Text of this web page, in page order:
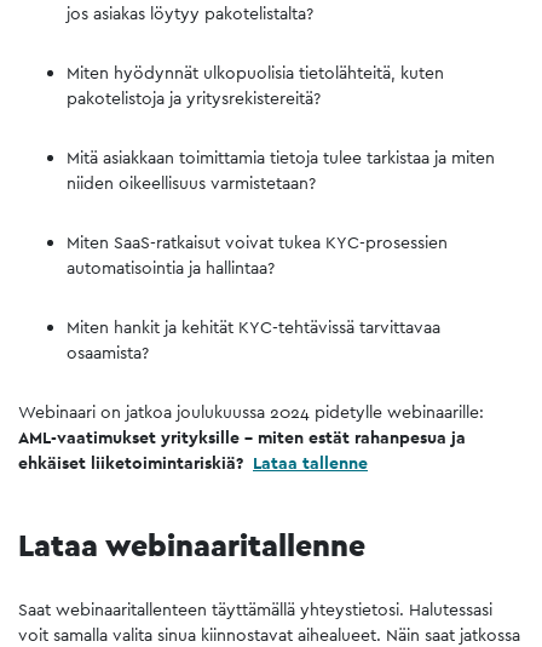
jos asiakas löytyy pakotelistalta?
Miten hyödynnät ulkopuolisia tietolähteitä, kuten
pakotelistoja ja yritysrekistereitä?
Mitä asiakkaan toimittamia tietoja tulee tarkistaa ja miten
niiden oikeellisuus varmistetaan?
Miten SaaS-ratkaisut voivat tukea KYC-prosessien
automatisointia ja hallintaa?
Miten hankit ja kehität KYC-tehtävissä tarvittavaa
osaamista?
Webinaari on jatkoa joulukuussa 2024 pidetylle webinaarille:
AML-vaatimukset yrityksille – miten estät rahanpesua ja
ehkäiset liiketoimintariskiä? Lataa tallenne
Lataa webinaaritallenne
Saat webinaaritallenteen täyttämällä yhteystietosi. Halutessasi
voit samalla valita sinua kiinnostavat aihealueet. Näin saat jatkossa